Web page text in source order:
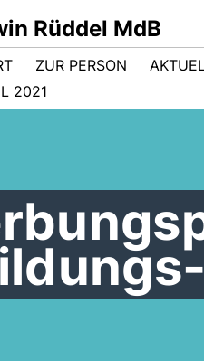
Rüddel MdB
ZUR PERSON
2021